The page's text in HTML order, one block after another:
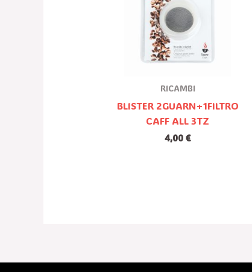
RICAMBI
BLISTER 2GUARN+1FILTRO
CAFF ALL 3TZ
4,00 €